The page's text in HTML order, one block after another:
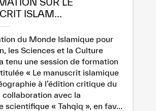
ISLAM...
du Monde Islamique pour
les Sciences et la Culture
tenu une session de formation
« Le manuscrit islamique
à l’édition critique du
collaboration avec la
scientifique « Tahqiq », en fav...